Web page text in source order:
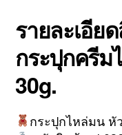
รายละเอีย
กระปุกครี
30g.
กระปุกไหล่มน หั